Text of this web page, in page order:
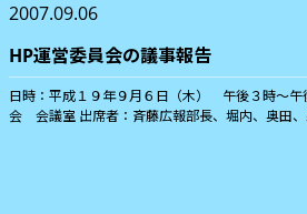
2007.09.06
HP運営委員会の議事報告
日時：平成１９年９月６日（木） 午後３時〜午
会 会議室 出席者：斉藤広報部長、堀内、奥田